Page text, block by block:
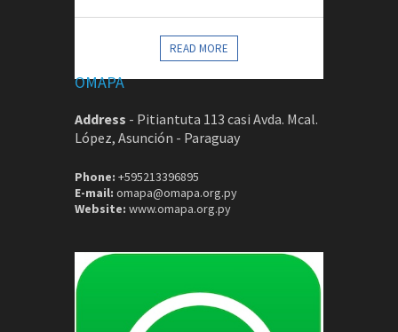
READ MORE
OMAPA
Address - Pitiantuta 113 casi Avda. Mcal.
López, Asunción - Paraguay
Phone: +595213396895
E-mail: omapa@omapa.org.py
Website: www.omapa.org.py